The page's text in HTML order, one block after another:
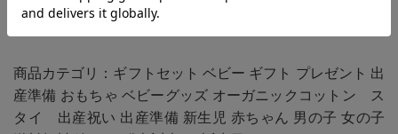
商品カテゴリ：ギフトセット ベビー ギフト プレゼント 出
産準備 おもちゃ ベビーグッズ オーガニックコットン ス
タイ 出産祝い 出産準備 新生児 赤ちゃん 男の子 女の子